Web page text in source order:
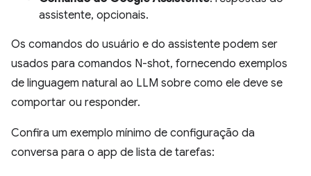
assistente, opcionais.
Os comandos do usuário e do assistente podem ser
usados para comandos N-shot, fornecendo exemplos
de linguagem natural ao LLM sobre como ele deve se
comportar ou responder.
Confira um exemplo mínimo de configuração da
conversa para o app de lista de tarefas: